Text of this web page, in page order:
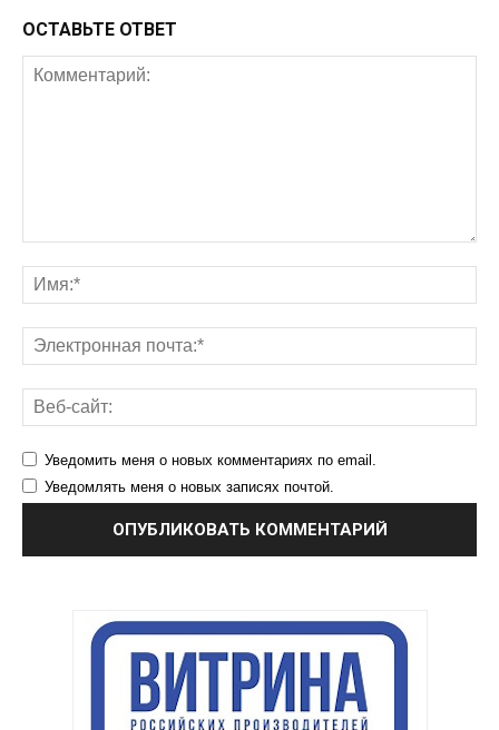
ОСТАВЬТЕ ОТВЕТ
Уведомить меня о новых комментариях по email.
Уведомлять меня о новых записях почтой.